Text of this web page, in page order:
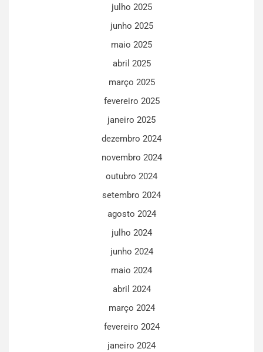
julho 2025
junho 2025
maio 2025
abril 2025
março 2025
fevereiro 2025
janeiro 2025
dezembro 2024
novembro 2024
outubro 2024
setembro 2024
agosto 2024
julho 2024
junho 2024
maio 2024
abril 2024
março 2024
fevereiro 2024
janeiro 2024